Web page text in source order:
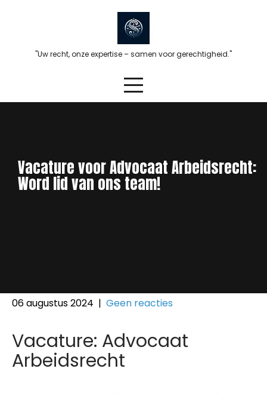
"Uw recht, onze expertise – samen voor gerechtigheid."
Vacature voor Advocaat Arbeidsrecht:
Word lid van ons team!
06 augustus 2024 | Geen reacties
Vacature: Advocaat
Arbeidsrecht